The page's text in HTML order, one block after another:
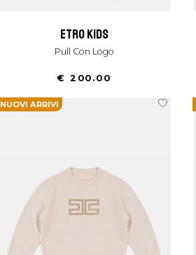
etro kids
Pull Con Logo
€ 200.00
NUOVI ARRIVI